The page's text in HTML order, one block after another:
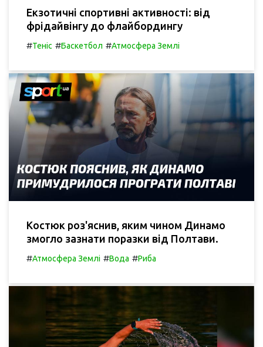
Екзотичні спортивні активності: від
фрідайвінгу до флайбордингу
#Теніс #Баскетбол #Атмосфера Землі
Костюк роз'яснив, яким чином Динамо
змогло зазнати поразки від Полтави.
#Атмосфера Землі #Вода #Риба